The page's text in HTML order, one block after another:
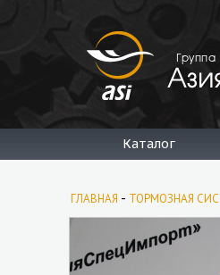
Каталог
ГЛАВНАЯ - ТОРМОЗНАЯ